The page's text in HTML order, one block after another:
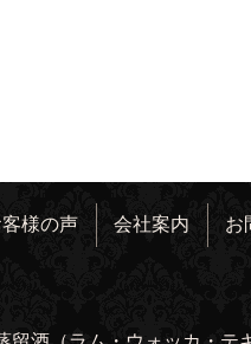
様の声 会社案内 お